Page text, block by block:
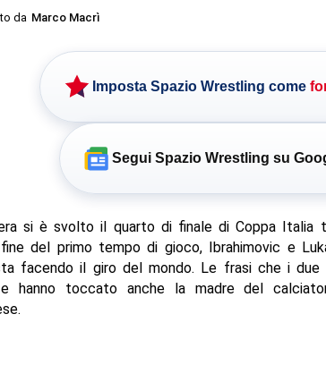
da Marco Macrì
Imposta Spazio Wrestling come
Segui Spazio Wrestling su
si è svolto il quarto di finale di Coppa Italia
del primo tempo di gioco, Ibrahimovic e
facendo il giro del mondo. Le frasi che i due
hanno toccato anche la madre del